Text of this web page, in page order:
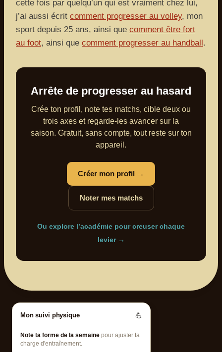
cette fois par quelqu’un qui est vraiment chez lui,
j’ai aussi écrit comment progresser au volley, mon
sport depuis 25 ans, ainsi que comment être fort
au foot, ainsi que comment progresser au handball.
Arrête de progresser au hasard
Crée ton profil, note tes matchs, cible deux ou
trois axes et regarde-les avancer sur la
saison. Gratuit, sans compte, tout reste sur ton
appareil.
Créer mon profil →
Noter mes matchs
Ou explore l’académie pour creuser chaque
levier →
Mon suivi physique 💪
Note ta forme de la semaine pour ajuster ta
charge d'entraînement.